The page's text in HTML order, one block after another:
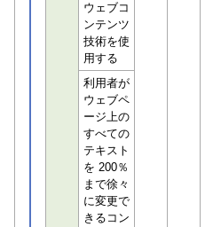
ウェブコ
ンテンツ
技術を使
用する
利用者が
ウェブペ
ージ上の
すべての
テキスト
を 200％
まで徐々
に変更で
きるコン